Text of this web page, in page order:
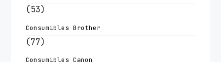
(53)
Consumibles Brother
(77)
Consumibles Canon